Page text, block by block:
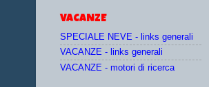
VACANZE
SPECIALE NEVE - links generali
VACANZE - links generali
VACANZE - motori di ricerca